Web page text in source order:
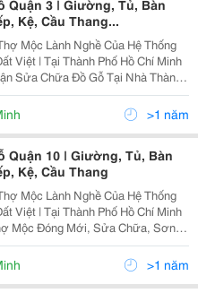
Quận 3 | Giường, Tủ, Bàn
Kệ, Cầu Thang...
Mộc Lành Nghề Của Hệ Thống
Việt | Tại Thành Phố Hồ Chí Minh
Chữa Cửa Sổ, Cửa Thông
Xệ Khó Đóng Hư Hỏng Cong>1 năm
Quận 10 | Giường, Tủ, Bàn
Kệ, Cầu Thang
Mộc Lành Nghề Của Hệ Thống
Việt | Tại Thành Phố Hồ Chí Minh
|Giường Gỗ | + Thợ Mộc Đóng
Pu, Đánh Bóng Vẹcni Các Loại |Tủ
>1 năm